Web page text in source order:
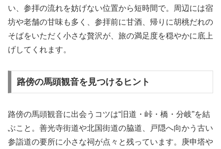
い、参拝の流れを妨げない位置から短時間で。周辺には宿
坊や老舗の甘味も多く、参拝前に甘酒、帰りに胡桃だれの
そばをいただく小さな贅沢が、旅の満足度を穏やかに底上
げしてくれます。
路傍の馬頭観音を見つけるヒント
路傍の馬頭観音に出会うコツは“旧道・峠・橋・分岐”を結
ぶこと。善光寺街道や北国街道の脇道、戸隠へ向かう古い
参詣道の要所に小さな祠が点々と残っています。庚申塔や